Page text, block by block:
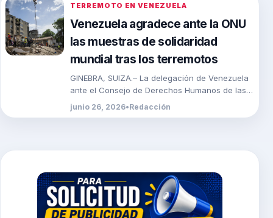
TERREMOTO EN VENEZUELA
Venezuela agradece ante la ONU
las muestras de solidaridad
mundial tras los terremotos
GINEBRA, SUIZA.– La delegación de Venezuela
ante el Consejo de Derechos Humanos de las
Naciones Unidas agradeció este viernes las
muestras de […]
junio 26, 2026•Redacción